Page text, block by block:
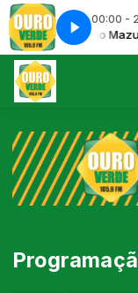
00:00 -
FM com Rodrigo